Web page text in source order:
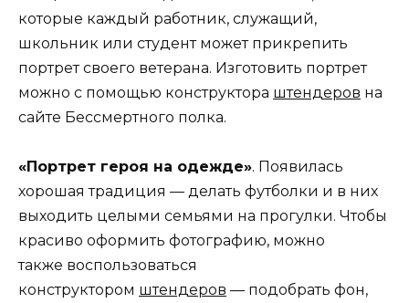
которые каждый работник, служащий,
школьник или студент может прикрепить
портрет своего ветерана. Изготовить портрет
можно с помощью конструктора штендеров на
сайте Бессмертного полка.
«Портрет героя на одежде». Появилась
хорошая традиция — делать футболки и в них
выходить целыми семьями на прогулки. Чтобы
красиво оформить фотографию, можно
также воспользоваться
конструктором штендеров — подобрать фон,